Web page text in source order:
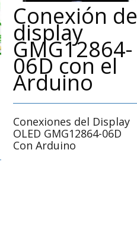
Conexión de
display
GMG12864-
06D con el
Arduino
Conexiones del Display
OLED GMG12864-06D
Con Arduino